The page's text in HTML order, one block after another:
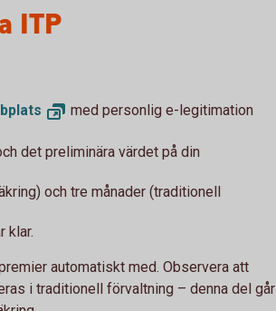
ITP
med personlig e-legitimation
det preliminära värdet på din
och tre månader (traditionell
klar.
automatiskt med. Observera att
i traditionell förvaltning – denna del går